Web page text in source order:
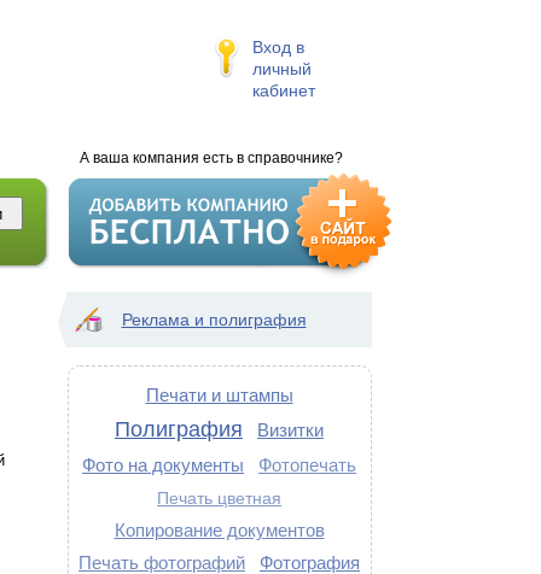
Вход в
личный
кабинет
А ваша компания есть в справочнике?
Реклама и полиграфия
Печати и штампы
Полиграфия
Визитки
Фото на документы
Фотопечать
Печать цветная
Копирование документов
Печать фотографий
Фотография